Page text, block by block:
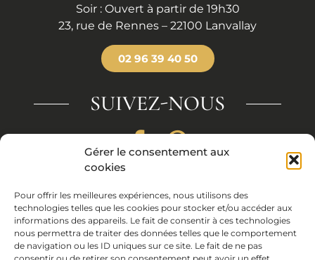
Gérer le consentement aux
cookies
Pour offrir les meilleures expériences, nous utilisons des
technologies telles que les cookies pour stocker et/ou accéder aux
informations des appareils. Le fait de consentir à ces technologies
nous permettra de traiter des données telles que le comportement
de navigation ou les ID uniques sur ce site. Le fait de ne pas
Soir : Ouvert à partir de 19h30
23, rue de Rennes – 22100 Lanvallay
02 96 39 40 50
SUIVEZ-NOUS
Nos liens
Mentions légales
Politique de cookies (UE)